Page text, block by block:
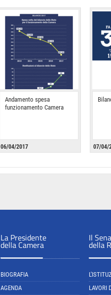
Andamento spesa
funzionamento Camera
06/04/2017 07/04/
La Presidente
della Camera
BIOGRAFIA
AGENDA
Il
della
LAVORI